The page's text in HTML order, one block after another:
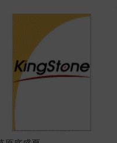
少年時期男女有別，見了
穿著白衣黑裙的學生制
快，一蹬就上去了，好像
她看起來像個智慧型頗自
後，我讀到她的〈南
，才恍然了悟，她少女時
寫得極動人，也很辛酸，
資格做那些故事的見證人
佣人是有來有往、互通消